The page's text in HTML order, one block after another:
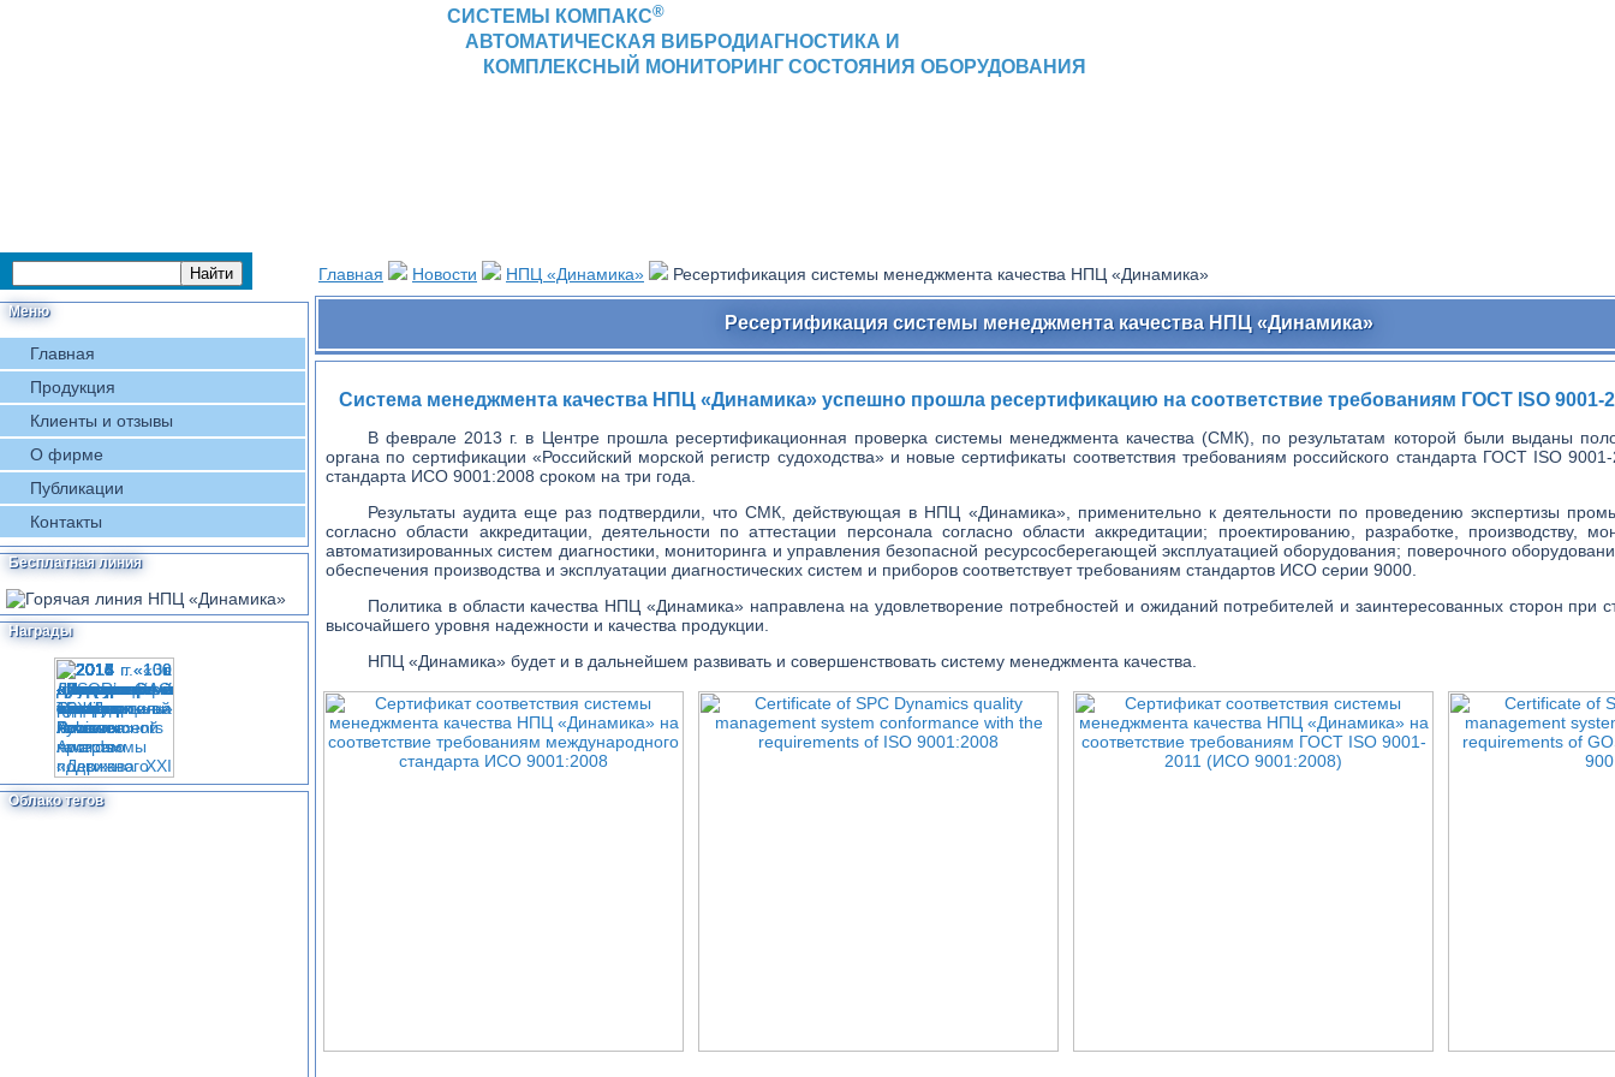
СИСТЕМЫ КОМПАКС®
АВТОМАТИЧЕСКАЯ ВИБРОДИАГНОСТИКА И
КОМПЛЕКСНЫЙ МОНИТОРИНГ СОСТОЯНИЯ ОБОРУДОВАНИЯ
Меню
Главная
Продукция
Клиенты и отзывы
О фирме
Публикации
Контакты
Бесплатная линия
Награды
Облако тегов
Главная Новости НПЦ «Динамика» Ресертификация системы менеджмента качества НПЦ «Динамика»
Ресертификация системы менеджмента качества НПЦ «Динамика»
Система менеджмента качества НПЦ «Динамика» успешно прошла ресертификацию на соответствие требованиям ГОСТ ISO 9001-
В феврале 2013 г. в Центре прошла ресертификационная проверка системы менеджмента качества (СМК), по результатам которой были выданы
органа по сертификации «Российский морской регистр судоходства» и новые сертификаты соответствия требованиям российского стандарта ГОСТ ISO
стандарта ИСО 9001:2008 сроком на три года.
Результаты аудита еще раз подтвердили, что СМК, действующая в НПЦ «Динамика», применительно к деятельности по проведению экспертизы
согласно области аккредитации, деятельности по аттестации персонала согласно области аккредитации; проектированию, разработке, производству,
автоматизированных систем диагностики, мониторинга и управления безопасной ресурсосберегающей эксплуатацией оборудования; поверочного
обеспечения производства и эксплуатации диагностических систем и приборов соответствует требованиям стандартов ИСО серии 9000.
Политика в области качества НПЦ «Динамика» направлена на удовлетворение потребностей и ожиданий потребителей и заинтересованных сторон при
высочайшего уровня надежности и качества продукции.
НПЦ «Динамика» будет и в дальнейшем развивать и совершенствовать систему менеджмента качества.